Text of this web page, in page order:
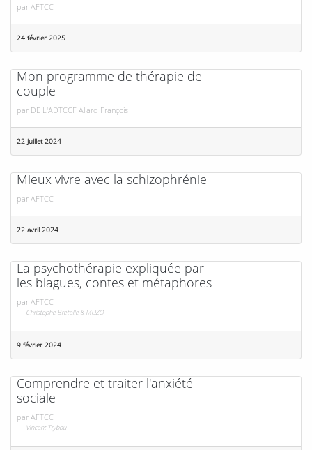
par AFTCC
24 février 2025
Mon programme de thérapie de
couple
par DE L'ADTCCF Allard François
22 juillet 2024
Mieux vivre avec la schizophrénie
par AFTCC
22 avril 2024
La psychothérapie expliquée par
les blagues, contes et métaphores
par AFTCC
Christophe Bretelle & MUZO
9 février 2024
Comprendre et traiter l'anxiété
sociale
par AFTCC
Vincent Trybou